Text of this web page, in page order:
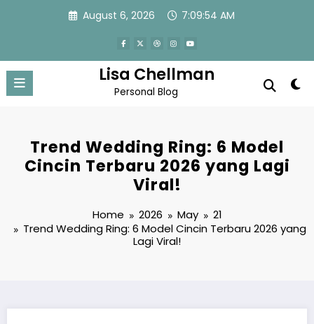
August 6, 2026 7:09:54 AM
Lisa Chellman
Personal Blog
Trend Wedding Ring: 6 Model
Cincin Terbaru 2026 yang Lagi
Viral!
Home 2026 May
21
Trend Wedding Ring: 6 Model Cincin Terbaru 2026 yang
Lagi Viral!